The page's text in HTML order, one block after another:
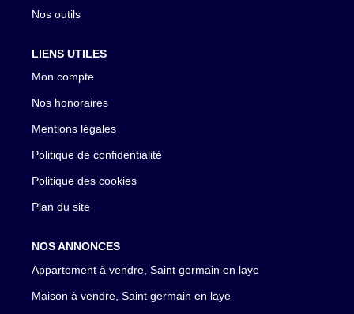
Nos outils
LIENS UTILES
Mon compte
Nos honoraires
Mentions légales
Politique de confidentialité
Politique des cookies
Plan du site
NOS ANNONCES
Appartement à vendre, Saint germain en laye
Maison à vendre, Saint germain en laye